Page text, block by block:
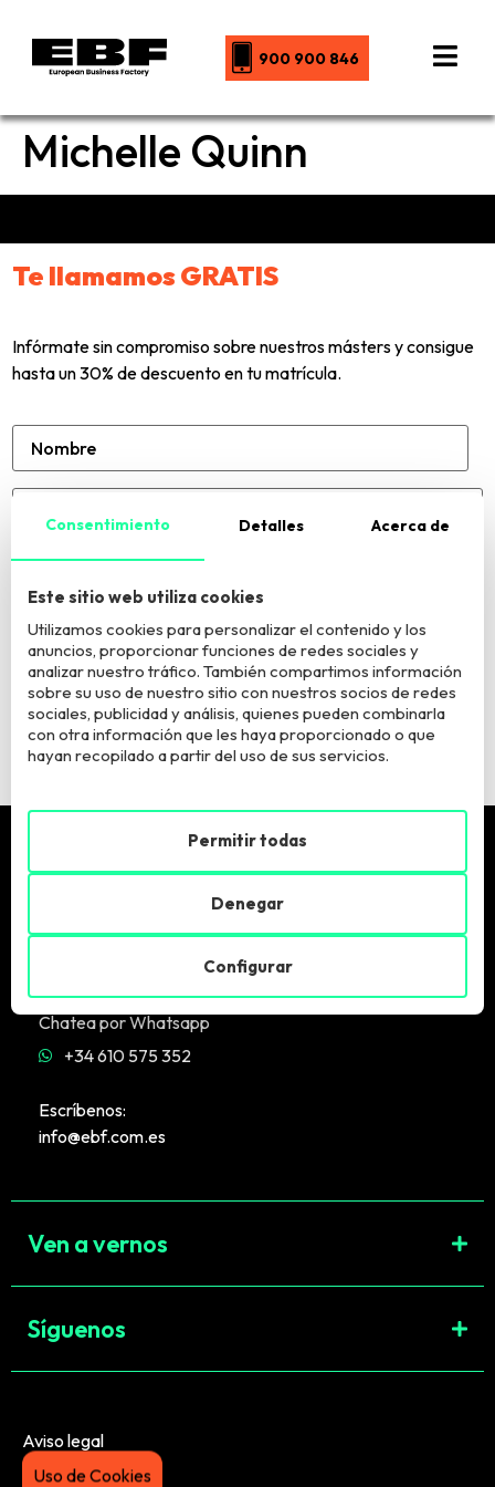
900 900 846
Michelle Quinn
Te llamamos GRATIS
Infórmate sin compromiso sobre nuestros másters y consigue
hasta un 30% de descuento en tu matrícula.
suprimir los datos y ejercer otros derechos según información adicional
Quiero estar informadx sobre vuestros programas y
actividades
Pide más info
Llámanos:
Chatea por Whatsapp
+34 610 575 352
Escríbenos:
info@ebf.com.es
Ven a vernos
Síguenos
Aviso legal
Consentimiento Detalles Acerca de
Este sitio web utiliza cookies
Utilizamos cookies para personalizar el contenido y los
anuncios, proporcionar funciones de redes sociales y
analizar nuestro tráfico. También compartimos información
sobre su uso de nuestro sitio con nuestros socios de redes
sociales, publicidad y análisis, quienes pueden combinarla
con otra información que les haya proporcionado o que
hayan recopilado a partir del uso de sus servicios.
Configurar
Denegar
Permitir todas
Uso de Cookies